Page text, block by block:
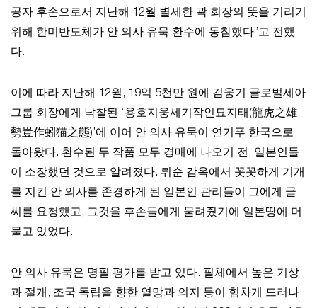
공자 후손으로서 지난해 12월 별세한 곽 회장의 뜻을 기리기
위해 한미반도체가 안 의사 유묵 환수에 동참했다”고 전했
다.
이에 따라 지난해 12월, 19억 5천만 원에 김웅기 글로벌세아
그룹 회장에게 낙찰된 ‘용호지웅세기작인묘지태(龍虎之雄
勢豈作蚓猫之態)’에 이어 안 의사 유묵이 연거푸 한국으로
돌아왔다. 환수된 두 작품 모두 경매에 나오기 전, 일본인들
이 소장했던 것으로 알려졌다. 뤼순 감옥에서 꼿꼿하게 기개
를 지킨 안 의사를 존경하게 된 일본인 관리들이 그에게 글
씨를 요청했고, 그것을 후손들에게 물려줬기에 일본땅에 머
물고 있었다.
안 의사 유묵은 명필 평가를 받고 있다. 필체에서 높은 기상
과 절개, 조국 독립을 향한 열망과 의지 등이 힘차게 드러나